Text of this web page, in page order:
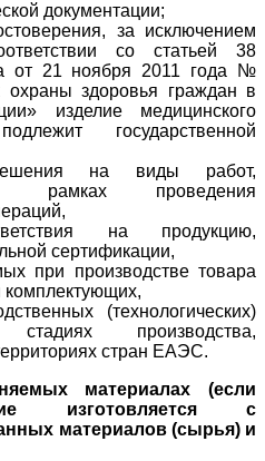
документации;
за исключением
со статьей 38
от 21 ноября 2011 года №
здоровья граждан в
изделие медицинского
государственной
на виды работ,
рамках проведения
на продукцию,
сертификации,
при производстве товара
комплектующих,
(технологических)
производства,
стран ЕАЭС.
материалах (если
изготовляется с
материалов (сырья) и